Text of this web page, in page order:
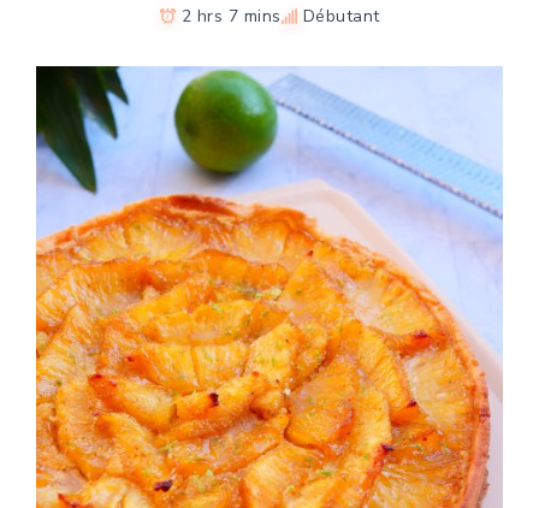
2 hrs 7 mins Débutant